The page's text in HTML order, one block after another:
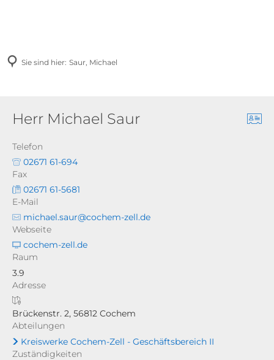
Sie sind hier: Saur, Michael
Herr Michael Saur
Telefon
02671 61-694
Fax
02671 61-5681
E-Mail
michael.saur@cochem-zell.de
Webseite
cochem-zell.de
Raum
3.9
Adresse
Brückenstr. 2, 56812 Cochem
Abteilungen
Kreiswerke Cochem-Zell - Geschäftsbereich II
Zuständigkeiten